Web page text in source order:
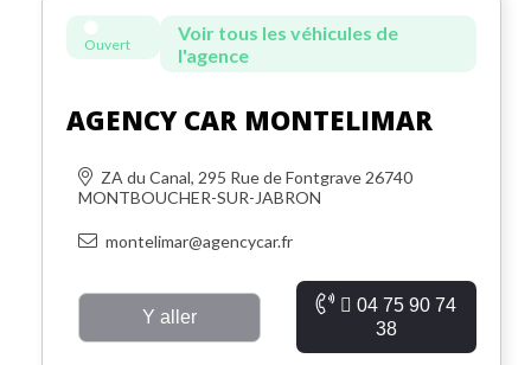
Ouvert
Voir tous les véhicules de
l'agence
AGENCY CAR MONTELIMAR
ZA du Canal, 295 Rue de Fontgrave 26740
MONTBOUCHER-SUR-JABRON
montelimar@agencycar.fr
Y aller
04 75 90 74
38